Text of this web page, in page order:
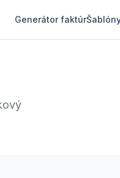
Generátor faktúr